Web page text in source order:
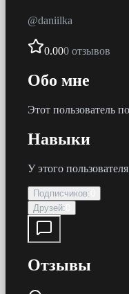
@daniilka
0.000 отзывов
Обо мне
Этот пользователь
Навыки
У этого
Подписчиков:
Друзей:
Отзывы